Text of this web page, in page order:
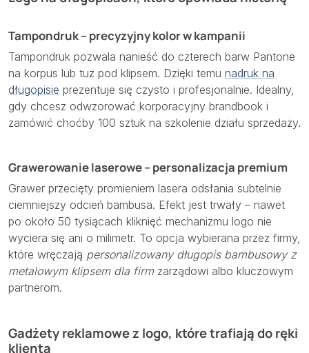
Tampondruk – precyzyjny kolor w kampanii
Tampondruk pozwala nanieść do czterech barw Pantone
na korpus lub tuż pod klipsem. Dzięki temu nadruk na
długopisie prezentuje się czysto i profesjonalnie. Idealny,
gdy chcesz odwzorować korporacyjny brandbook i
zamówić choćby 100 sztuk na szkolenie działu sprzedaży.
Grawerowanie laserowe – personalizacja premium
Grawer przecięty promieniem lasera odsłania subtelnie
ciemniejszy odcień bambusa. Efekt jest trwały – nawet
po około 50 tysiącach kliknięć mechanizmu logo nie
wyciera się ani o milimetr. To opcja wybierana przez firmy,
które wręczają personalizowany długopis bambusowy z
metalowym klipsem dla firmzarządowi albo kluczowym
partnerom.
Gadżety reklamowe z logo, które trafiają do ręki
klienta